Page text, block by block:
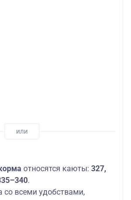
относятся каюты: 327,
.
со всеми удобствами,